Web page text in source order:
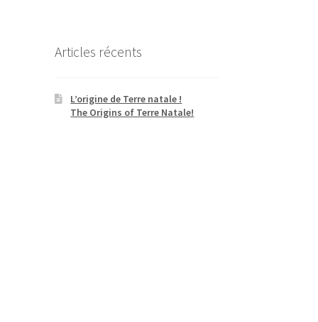
Articles récents
L’origine de Terre natale !
The Origins of Terre Natale!